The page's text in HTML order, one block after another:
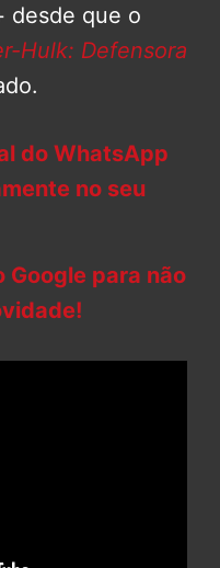
desde que o
Hulk: Defensora
do WhatsApp
no seu
Google para não